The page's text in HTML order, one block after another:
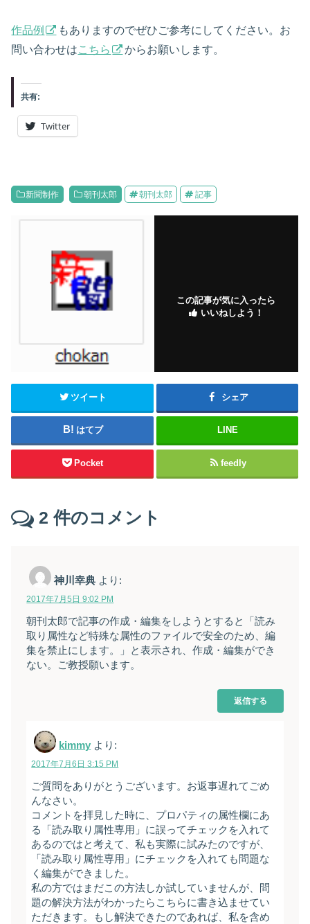
作品例
もありますのでぜひご参考にしてください。お
問い合わせはこちら からお願いします。
共有:
Twitter
新聞制作 朝刊太郎 朝刊太郎 記事
この記事が気に入ったら
いいねしよう！
ツイート シェア
はてブ LINE
Pocket feedly
2 件のコメント
神川幸典 より:
2017年7月5日 9:02 PM
朝刊太郎で記事の作成・編集をしようとすると「読み
取り属性など特殊な属性のファイルで安全のため、編
集を禁止にします。」と表示され、作成・編集ができ
ない。ご教授願います。
返信する
kimmy より:
2017年7月6日 3:15 PM
ご質問をありがとうございます。お返事遅れてごめ
んなさい。
コメントを拝見した時に、プロパティの属性欄にあ
る「読み取り属性専用」に誤ってチェックを入れて
あるのではと考えて、私も実際に試みたのですが、
「読み取り属性専用」にチェックを入れても問題な
く編集ができました。
私の方ではまだこの方法しか試していませんが、問
題の解決方法がわかったらこちらに書き込ませてい
ただきます。もし解決できたのであれば、私を含め